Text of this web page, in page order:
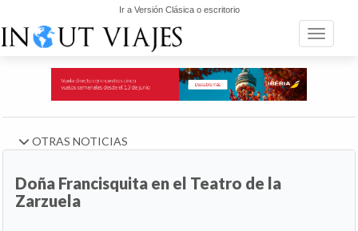
Ir a Versión Clásica o escritorio
Toggle
OTRAS NOTICIAS
Doña Francisquita en el Teatro de la
Zarzuela